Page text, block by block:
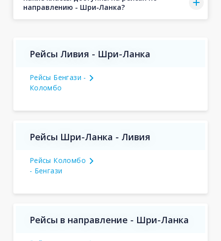
направлению - Шри-Ланка?
Рейсы Ливия - Шри-Ланка
Рейсы Бенгази -
Коломбо
Рейсы Шри-Ланка - Ливия
Рейсы Коломбо
- Бенгази
Рейсы в направление - Шри-Ланка